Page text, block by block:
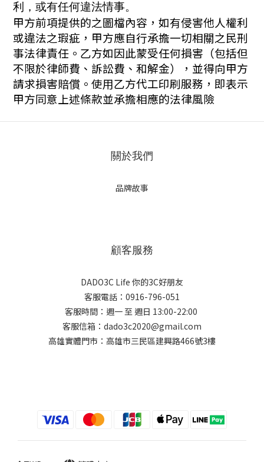
利，或有任何違法情事。
甲方前項提供的之圖檔內容，如有侵害他人權利
或違法之瑕疵，甲方應自行承擔一切相關之民刑
事法律責任。乙方如因此蒙受任何損害（包括但
不限於律師費、訴訟費、和解金），並得向甲方
請求損害賠償。 使用乙方代工印刷服務，即表示
甲方同意上述條款並承擔相應的法律風險
關於我們
品牌故事
顧客服務
DADO3C Life 你的3C好朋友
客服電話：0916-796-051
客服時間：週一 至 週日 13:00-22:00
客服信箱：dado3c2020@gmail.com
高雄實體門市：高雄市三民區建興路466號3樓